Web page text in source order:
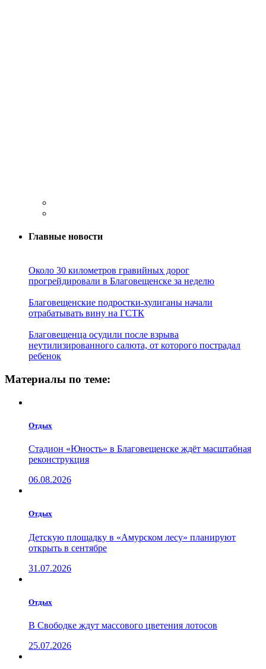
Главные новости
Около 30 километров гравийных дорог
прогрейдировали в Благовещенске за неделю
Благовещенские подростки-хулиганы начали
отрабатывать вину на ГСТК
Благовещенца осудили после взрыва
неутилизированного салюта, от которого пострадал
ребенок
Материалы по теме:
Отдых
Стадион «Юность» в Благовещенске ждёт масштабная
реконструкция
06.08.2026
Отдых
Детскую площадку в «Амурском лесу» планируют
открыть в сентябре
31.07.2026
Отдых
В Свободке ждут массового цветения лотосов
25.07.2026